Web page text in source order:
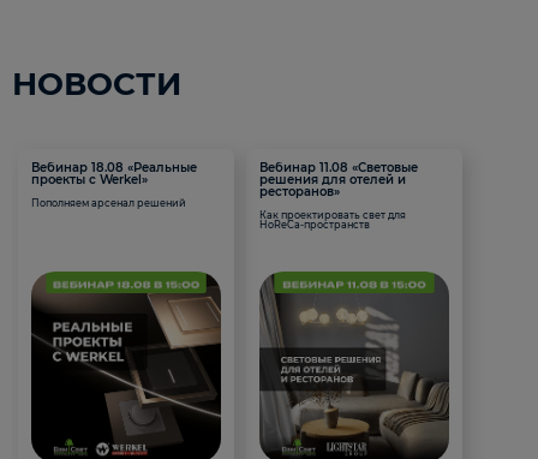
НОВОСТИ
Вебинар 18.08 «Реальные
проекты с Werkel»
Пополняем арсенал решений
Вебинар 11.08 «Световые
решения для отелей и
ресторанов»
Как проектировать свет для
HoReCa-пространств